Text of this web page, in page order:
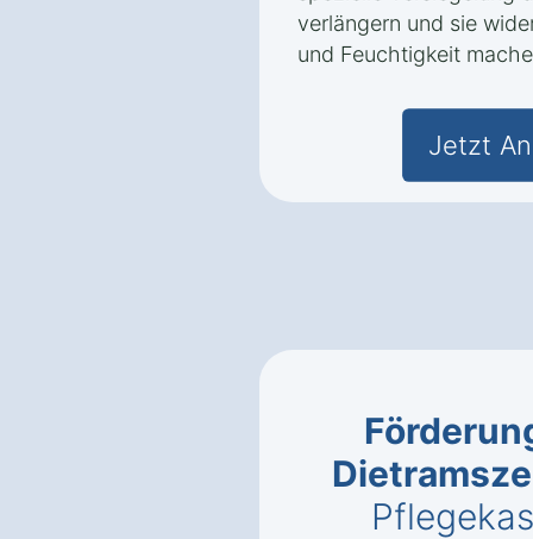
verlängern und sie
und Feuchtigkeit
Jetzt